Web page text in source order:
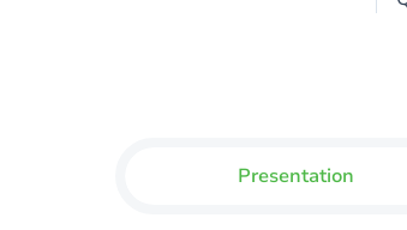
Presentation